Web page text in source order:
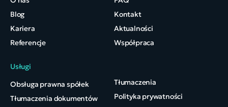
Blog
Kariera
Referencje
Kontakt
Aktualności
Współpraca
Usługi
Obsługa prawna spółek
Tłumaczenia dokumentów
Tłumaczenia
Polityka prywatności